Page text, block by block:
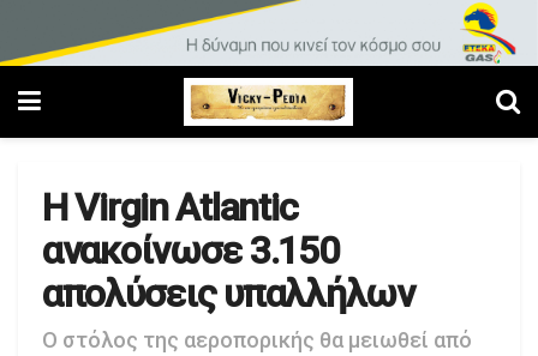
H Virgin Atlantic
ανακοίνωσε 3.150
απολύσεις υπαλλήλων
O στόλος της αεροπορικής θα μειωθεί από